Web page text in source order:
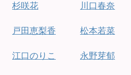
杉咲花
戸田恵梨香
江口のりこ
川口春奈
松本若菜
永野芽郁